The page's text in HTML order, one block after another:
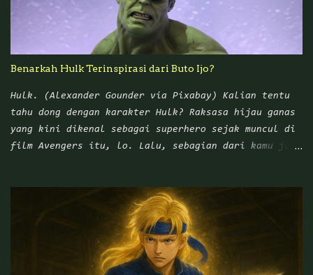
menghibur penonton sekaligus memberikan nasihat atau
wejangan yang bisa diterapkan di kehidupan sehari-
hari. Namun ketika Tatang S mengangkat para
maupun kekinian pada zaman itu menjadi topik
utamanya. Banyak ceritanya yang terinspirasi dari
kehidupan masyarakat kelas menengah ke bawah.
Menariknya, dahulu kita sering menemukan komik-komik
Tatang S yang berjudul Punakawan Tumaritis di
Benarkah Hulk Terinspirasi dari Buto Ijo?
Hulk. (Alexander Gounder via Pixabay) Kalian tentu
tahu dong dengan karakter Hulk? Raksasa hijau ganas
yang kini dikenal sebagai superhero sejak muncul di
film Avengers itu, lo. Lalu, sebagian dari kamu juga
dengan sebutan Buto Ijo. Bahkan, ada bisik-bisik
yang mengatakan karakter monster raksasa hijau asal
Amerika Serikat itu aslinya terinspirasi dari
makhluk legenda yang populer di Pulau Jawa tersebut.
Namun pada kenyataannya, bila kita rajin mencari